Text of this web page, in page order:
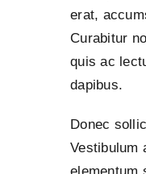
erat,
Curabitur
quis ac
dapibus.
Donec
Vestibulum
elementum